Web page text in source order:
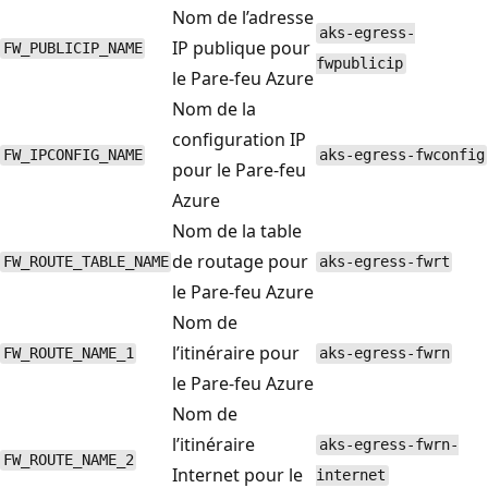
FW_PUBLICIP_NAME
Nom de l’adresse
IP publique pour
le Pare-feu Azure
aks-egress-
fwpublicip
FW_IPCONFIG_NAME
Nom de la
configuration IP
pour le Pare-feu
Azure
aks-egress-fwconfig
FW_ROUTE_TABLE_NAME
Nom de la table
de routage pour
le Pare-feu Azure
aks-egress-fwrt
FW_ROUTE_NAME_1
Nom de
l’itinéraire pour
le Pare-feu Azure
aks-egress-fwrn
FW_ROUTE_NAME_2
Nom de
l’itinéraire
Internet pour le
aks-egress-fwrn-
internet